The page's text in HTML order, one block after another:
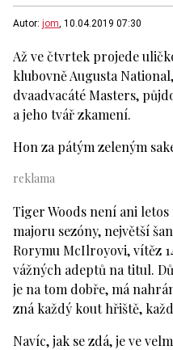
Autor: jom, 10.04.2019 07:30
Až ve čtvrtek projede
klubovně Augusta
dvaadvacáté Masters,
a jeho tvář zkamení.
Hon za pátým zeleným
Tiger Woods není ani
majoru sezóny, největší
Rorymu McIlroyovi, vítěz
vážných adeptů na titul.
je na tom dobře, má
zná každý kout hřiště,
Navíc, jak se zdá, je ve